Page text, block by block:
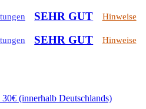
SEHR GUT Hinweise
SEHR GUT Hinweise
(innerhalb Deutschlands)